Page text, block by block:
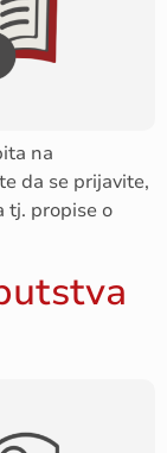
na
da se prijavite,
tj. propise o